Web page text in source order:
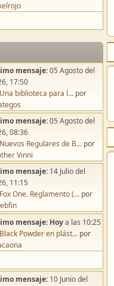
mensaje:05 Agosto del
17:50
biblioteca para l... por
mensaje:05 Agosto del
08:36
Regulares de B... por
Vinni
mensaje: 14 Julio del
11:15
One. Reglamento (... por
mensaje: Hoya las 10:25
Powder en plást... por
mensaje: 10 Junio del